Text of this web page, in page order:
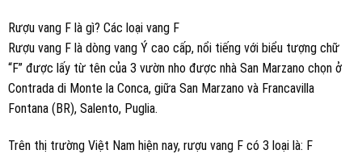
Rượu vang F là gì? Các loại vang F
Rượu vang F là dòng vang Ý cao cấp, nổi tiếng với biểu tượng chữ
“F” được lấy từ tên của 3 vườn nho được nhà San Marzano chọn ở
Contrada di Monte la Conca, giữa San Marzano và Francavilla
Fontana (BR), Salento, Puglia.
Trên thị trường Việt Nam hiện nay, rượu vang F có 3 loại là: F